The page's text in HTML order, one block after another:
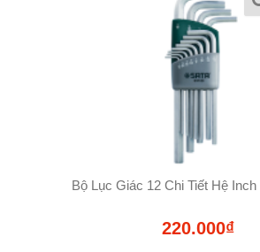
Bộ Lục Giác 12 Chi Tiết Hệ Inch
220.000₫